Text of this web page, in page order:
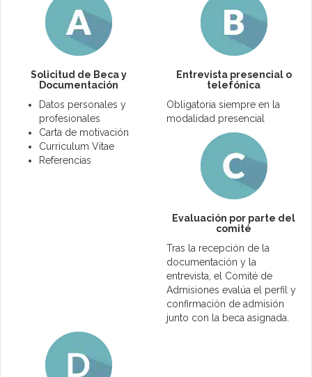
Solicitud de Beca y
Documentación
Datos personales y
profesionales
Carta de motivación
Curriculum Vitae
Referencias
Entrevista presencial o
telefónica
Obligatoria siempre en la
modalidad presencial
Evaluación por parte del
comité
Tras la recepción de la
documentación y la
entrevista, el Comité de
Admisiones evalúa el perfil y
confirmación de admisión
junto con la beca asignada.